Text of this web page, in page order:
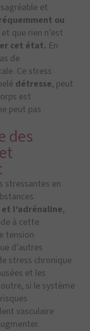
et
ou
que rien n’est
cet état. En
de
Ce stress
détresse, peut
est
peut pas
des
stressantes en
l’adrénaline,
à cette
tension
d’autres
stress chronique
et les
si le système
vasculaire